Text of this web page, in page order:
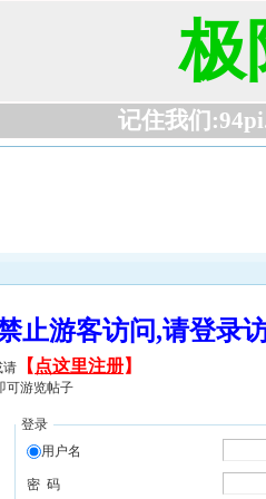
极
记住我们
禁止游客访问,请登
请 【 点这里注册】
可游览帖子
登录
用户名
密 码